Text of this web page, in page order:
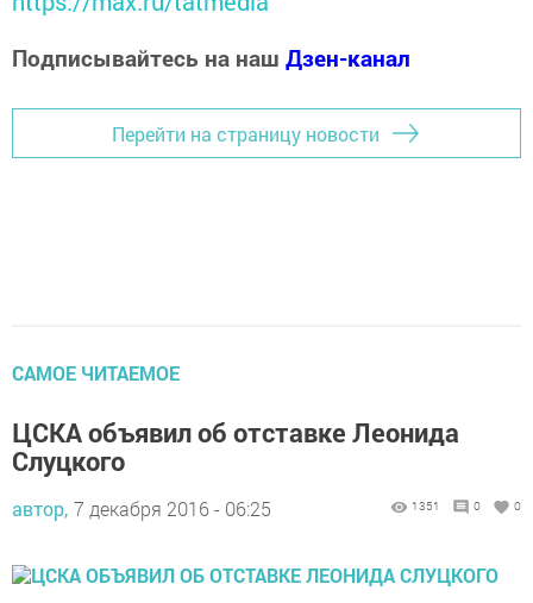
Подписывайтесь на наш Дзен-канал
Перейти на страницу новости
САМОЕ ЧИТАЕМОЕ
ЦСКА объявил об отставке Леонида
Слуцкого
автор, 7 декабря 2016 - 06:25 1351 0 0